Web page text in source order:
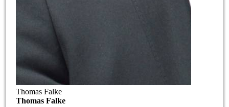
Thomas Falke
Thomas Falke